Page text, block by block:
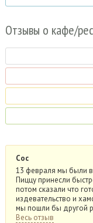
Отзывы о кафе/
Сос
13 февраля мы были в
Пиццу принесли
потом сказали что
издевательство и
мы пошли бы другой
Весь отзыв